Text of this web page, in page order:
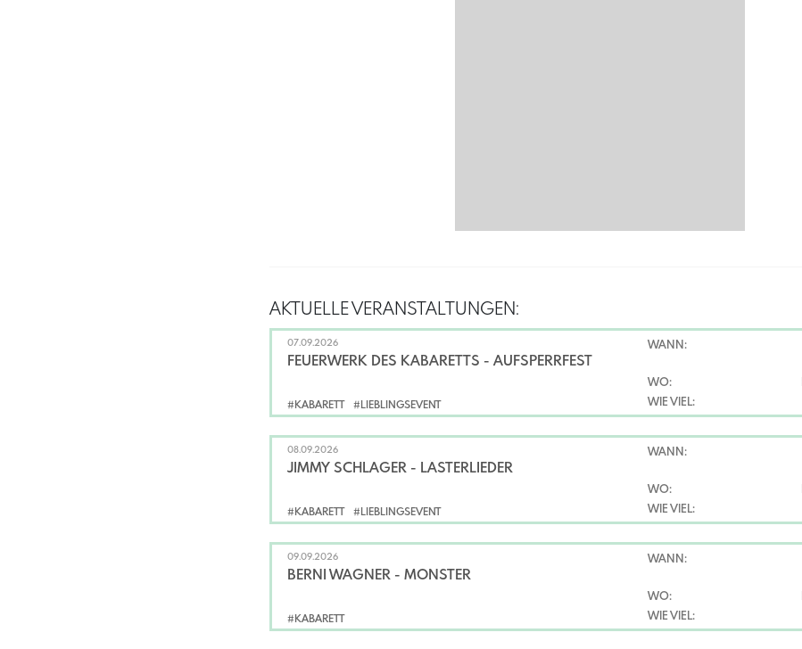
AKTUELLE VERANSTALTUNGEN:
#KABARETT #LIEBLINGSEVENT
07.09.2026
FEUERWERK DES KABARETTS - AUFSPERRFEST
WANN:
WO:
WIE VIEL:
#KABARETT #LIEBLINGSEVENT
08.09.2026
JIMMY SCHLAGER - LÄSTERLIEDER
WANN:
WO:
WIE VIEL:
#KABARETT
09.09.2026
BERNI WAGNER - MONSTER
WANN:
WO:
WIE VIEL: